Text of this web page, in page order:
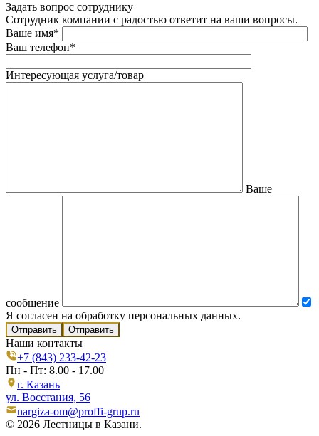
Задать вопрос сотруднику
Сотрудник компании с радостью ответит на ваши вопросы.
Ваше имя*
Ваш телефон*
Интересующая услуга/товар
Ваше
сообщение
Я согласен на обработку персональных данных.
Отправить
Наши контакты
+7 (843) 233-42-23
Пн - Пт: 8.00 - 17.00
г. Казань
ул. Восстания, 56
nargiza-om@proffi-grup.ru
© 2026 Лестницы в Казани.